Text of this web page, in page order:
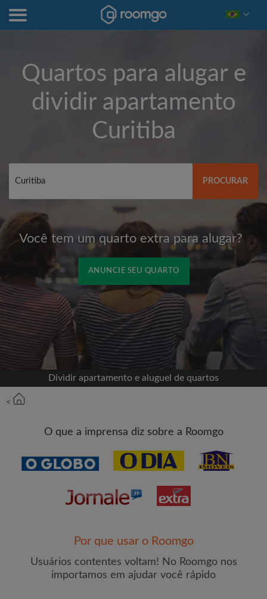
Quartos para alugar e
dividir apartamento
Curitiba
PROCURAR
Você tem um quarto extra para alugar?
ANUNCIE SEU QUARTO
Cadastrar-se com o Facebook
Jamais publicaremos na sua linha do tempo sem
sua permissão
OU
Dividir apartamento e aluguel de quartos
<
O que a imprensa diz sobre a Roomgo
Por que usar o Roomgo
Usuários contentes voltam! No Roomgo nos
importamos em ajudar você rápido